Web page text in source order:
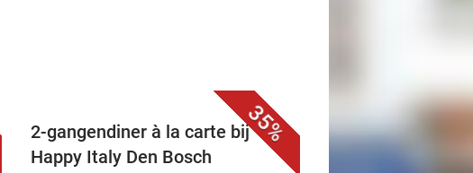
35%
2-gangendiner à la carte bij
Happy Italy Den Bosch